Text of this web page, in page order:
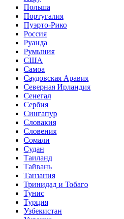
Польша
Португалия
Пуэрто-Рико
Россия
Руанда
Румыния
США
Самоа
Саудовская Аравия
Северная Ирландия
Сенегал
Сербия
Сингапур
Словакия
Словения
Сомали
Судан
Таиланд
Тайвань
Танзания
Тринидад и Тобаго
Тунис
Турция
Узбекистан